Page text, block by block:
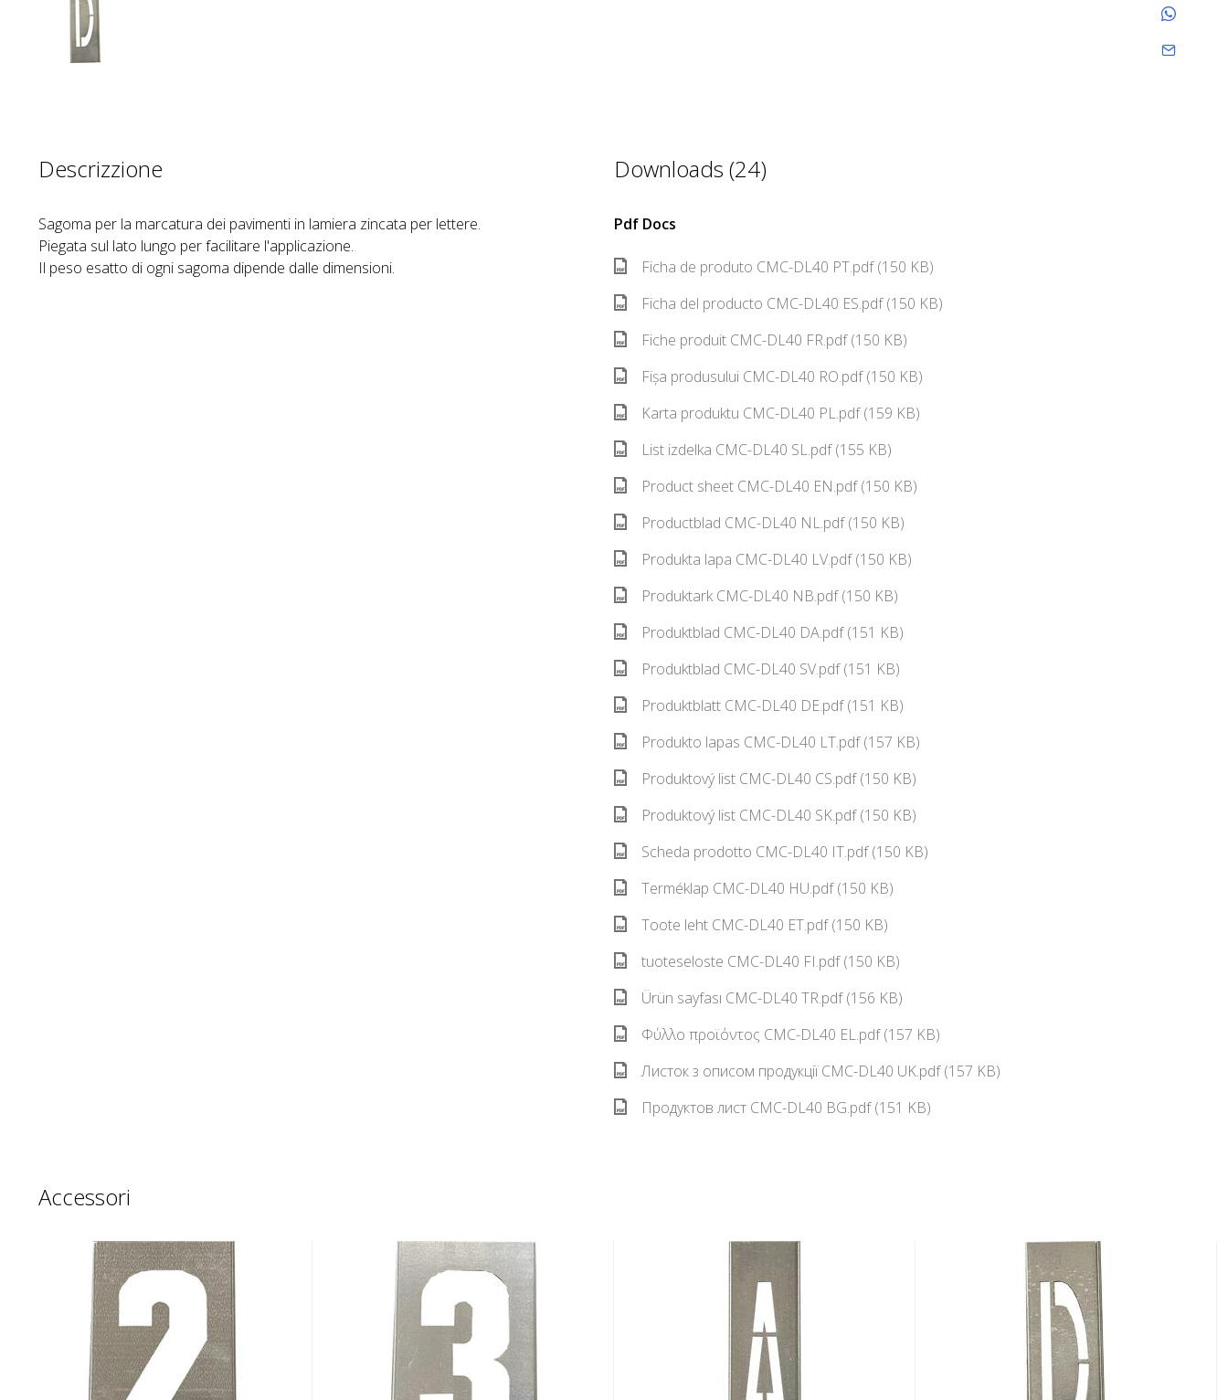
Descrizzione
Sagoma per la marcatura dei pavimenti in lamiera zincata per lettere.
Piegata sul lato lungo per facilitare l'applicazione.
Il peso esatto di ogni sagoma dipende dalle dimensioni.
Downloads (24)
Pdf Docs
Ficha de produto CMC-DL40 PT.pdf (150 KB)
Ficha del producto CMC-DL40 ES.pdf (150 KB)
Fiche produit CMC-DL40 FR.pdf (150 KB)
Fișa produsului CMC-DL40 RO.pdf (150 KB)
Karta produktu CMC-DL40 PL.pdf (159 KB)
List izdelka CMC-DL40 SL.pdf (155 KB)
Product sheet CMC-DL40 EN.pdf (150 KB)
Productblad CMC-DL40 NL.pdf (150 KB)
Produkta lapa CMC-DL40 LV.pdf (150 KB)
Produktark CMC-DL40 NB.pdf (150 KB)
Produktblad CMC-DL40 DA.pdf (151 KB)
Produktblad CMC-DL40 SV.pdf (151 KB)
Produktblatt CMC-DL40 DE.pdf (151 KB)
Produkto lapas CMC-DL40 LT.pdf (157 KB)
Produktový list CMC-DL40 CS.pdf (150 KB)
Produktový list CMC-DL40 SK.pdf (150 KB)
Scheda prodotto CMC-DL40 IT.pdf (150 KB)
Terméklap CMC-DL40 HU.pdf (150 KB)
Toote leht CMC-DL40 ET.pdf (150 KB)
tuoteseloste CMC-DL40 FI.pdf (150 KB)
Ürün sayfası CMC-DL40 TR.pdf (156 KB)
Φύλλο προϊόντος CMC-DL40 EL.pdf (157 KB)
Листок з описом продукції CMC-DL40 UK.pdf (157 KB)
Продуктов лист CMC-DL40 BG.pdf (151 KB)
Accessori